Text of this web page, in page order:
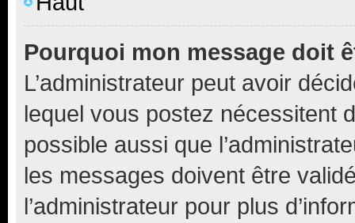
Pourquoi mon message doit
L’administrateur peut avoir
lequel vous postez nécessitent
possible aussi que
les messages doivent être
l’administrateur pour plus